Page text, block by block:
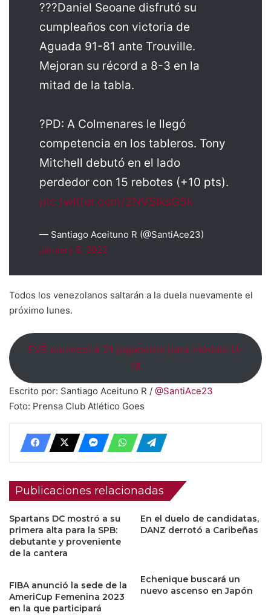
???Daniel Seoane disfrutó su
cumpleaños con victoria de
Aguada 91-81 ante Trouville.
Mejoran su récord a 8-3 en la
mitad de la tabla.
?PD: A Colmenares le llegó
competencia en los tableros. Tony
Mitchell debutó en el lado
perdedor con 15 rebotes (+10 pts).
pic.twitter.com/2NVSlksG5k
— Santiago Aceituno R (@SantiAce23)
January 8, 2022
Todos los venezolanos saltarán a la duela nuevamente el
próximo lunes.
FVB convocó a 21 jugadores para módulo U-
18
Escrito por: Santiago Aceituno R / @SantiAce23
Foto: Prensa Club Atlético Goes
Publicaciones relacionadas
Spartans DC mostró a su
primera alta para la SPB:
debutante y proveniente
de la cantera
En el duelo de candidatas,
DANZ derrotó a Caribeñas
FIBA anunció la sede de la
AmeriCup Femenina 2023
en la que participará
Echenique buscará un
nuevo ascenso en Japón